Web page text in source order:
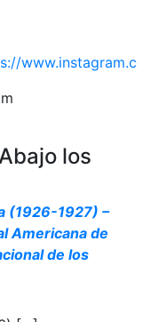
los
(1926-1927) –
Americana de
de los